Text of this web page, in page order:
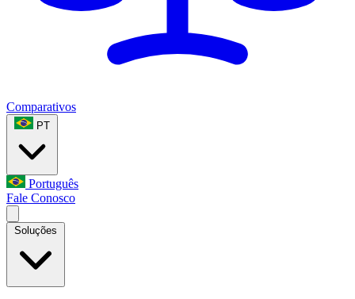
Comparativos
PT
Português
Fale Conosco
Soluções